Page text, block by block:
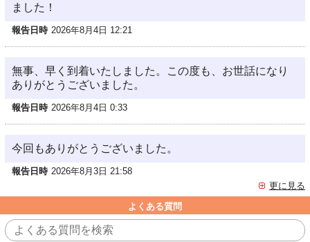
ました！
報告日時 2026年8月4日 12:21
無事、早く到着いたしました。この度も、お世話になり
ありがとうございました。
報告日時 2026年8月4日 0:33
今回もありがとうございました。
報告日時 2026年8月3日 21:58
更に見る
よくある質問